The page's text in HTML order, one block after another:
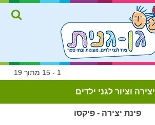
1 - 15 מתוך 19
יצירה וציור לגני ילדים
פינת יצירה - פיקסו